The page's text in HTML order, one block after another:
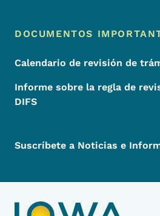
DOCUMENTOS
Calendario de revisión de
Informe sobre la regla de
DIFS
Suscríbete a Noticias e